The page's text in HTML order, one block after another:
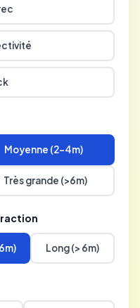
Moyenne (2-4m)
Très grande (>6m)
Long (> 6m)